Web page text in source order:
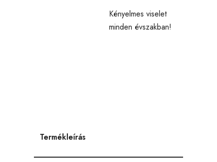
Kényelmes viselet
minden évszakban!
Termékleírás